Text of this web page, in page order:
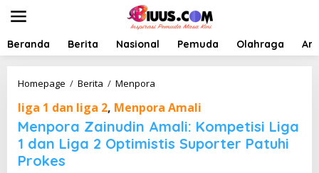
t
Beranda Berita Nasional Pemuda Olahraga
Homepage / Berita / Menpora
n
p
o
r
liga 1 dan liga 2, Menpora Amali
Menpora Zainudin Amali: Kompetisi Liga
1 dan Liga 2 Optimistis Suporter Patuhi
Prokes